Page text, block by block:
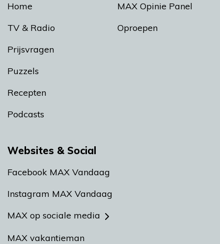
Home
TV & Radio
Prijsvragen
Puzzels
Recepten
Podcasts
MAX Opinie Panel
Oproepen
Websites & Social
Facebook MAX Vandaag
Instagram MAX Vandaag
MAX op sociale media
MAX vakantieman